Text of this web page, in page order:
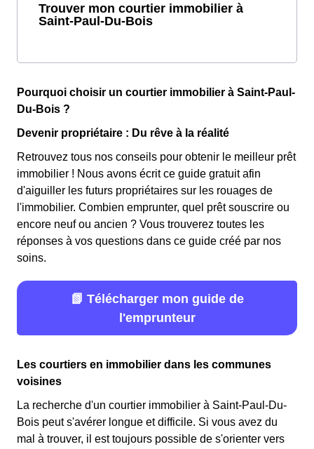
Trouver mon courtier immobilier à
Saint-Paul-Du-Bois
Pourquoi choisir un courtier immobilier à Saint-Paul-
Du-Bois ?
Devenir propriétaire : Du rêve à la réalité
Retrouvez tous nos conseils pour obtenir le meilleur prêt
immobilier ! Nous avons écrit ce guide gratuit afin
d'aiguiller les futurs propriétaires sur les rouages de
l'immobilier. Combien emprunter, quel prêt souscrire ou
encore neuf ou ancien ? Vous trouverez toutes les
réponses à vos questions dans ce guide créé par nos
soins.
📗 Télécharger mon guide de
l'emprunteur
Les courtiers en immobilier dans les communes
voisines
La recherche d'un courtier immobilier à Saint-Paul-Du-
Bois peut s'avérer longue et difficile. Si vous avez du
mal à trouver, il est toujours possible de s'orienter vers